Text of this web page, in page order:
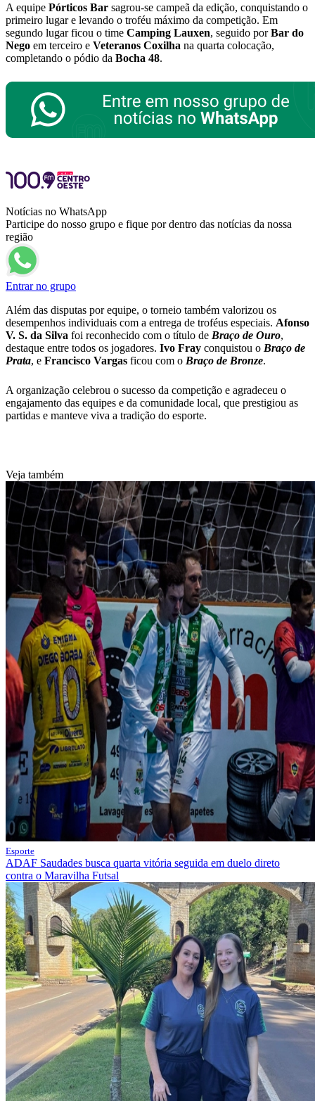
A equipe Pórticos Bar sagrou-se campeã da edição, conquistando o
primeiro lugar e levando o troféu máximo da competição. Em
segundo lugar ficou o time Camping Lauxen, seguido porBar do
Nego em terceiro e Veteranos Coxilha na quarta colocação,
completando o pódio da Bocha 48.
Notícias no WhatsApp
Participe do nosso grupo e fique por dentro das notícias da nossa
região
Entrar no grupo
Além das disputas por equipe, o torneio também valorizou os
desempenhos individuais com a entrega de troféus especiais. Afonso
V. S. da Silva foi reconhecido com o título de Braço de Ouro,
destaque entre todos os jogadores. Ivo Fray conquistou o Braço de
Prata, e Francisco Vargas ficou com o Braço de Bronze.
A organização celebrou o sucesso da competição e agradeceu o
engajamento das equipes e da comunidade local, que prestigiou as
partidas e manteve viva a tradição do esporte.
Veja também
Esporte
ADAF Saudades busca quarta vitória seguida em duelo direto
contra o Maravilha Futsal